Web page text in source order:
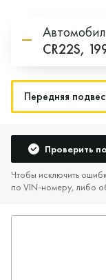
CR22S,
Проверить
Чтобы исключить
по VIN‑номеру, либо